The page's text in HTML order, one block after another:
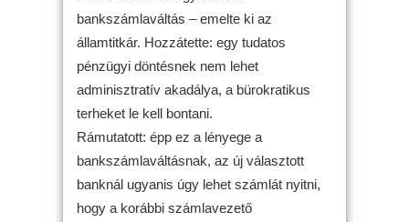
bankszámlaváltás – emelte ki az
államtitkár. Hozzátette: egy tudatos
pénzügyi döntésnek nem lehet
adminisztratív akadálya, a bürokratikus
terheket le kell bontani.
Rámutatott: épp ez a lényege a
bankszámlaváltásnak, az új választott
banknál ugyanis úgy lehet számlát nyitni,
hogy a korábbi számlavezető